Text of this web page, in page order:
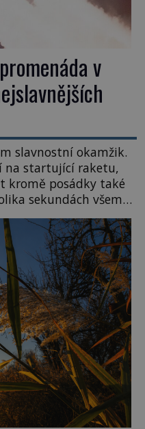
v
slavnostní okamžik.
na startující raketu,
kromě posádky také
sekundách všem
Jejich
daňové
Na druhou stranu
věci. Na malé kousky